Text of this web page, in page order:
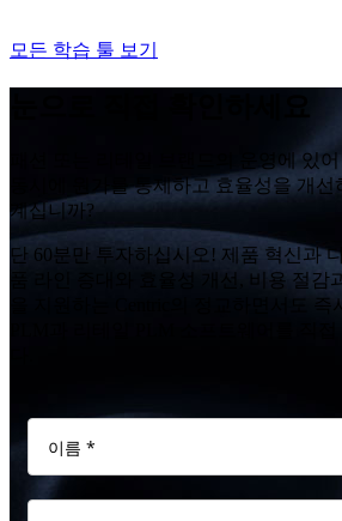
모든 학습 툴 보기
패션 또는 리테일 브랜드의 운영에 있
동시에 원가를 통제하고 효율성을 개선
계십니까?
단 60분만 투자하십시오! 제품 혁신과
품 라인 증대와 효율성 개선, 비용 절감
을 지원하는 Centric의 정교하면서도
PLM과 리테일 PLM 소프트웨어를 직